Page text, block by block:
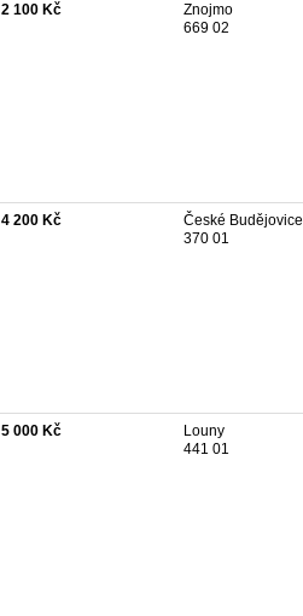
2 100 Kč
Znojmo
669 02
4 200 Kč
České Budějovice
370 01
5 000 Kč
Louny
441 01